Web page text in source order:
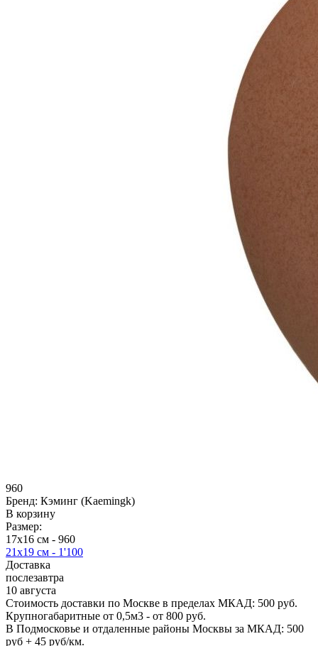
960
Бренд: Кэминг (Kaemingk)
В корзину
Размер:
17х16 см - 960
21х19 см - 1'100
Доставка
послезавтра
10 августа
Стоимость доставки по Москве в пределах МКАД: 500 руб.
Крупногабаритные от 0,5м3 - от 800 руб.
В Подмосковье и отдаленные районы Москвы за МКАД: 500
руб + 45 руб/км.